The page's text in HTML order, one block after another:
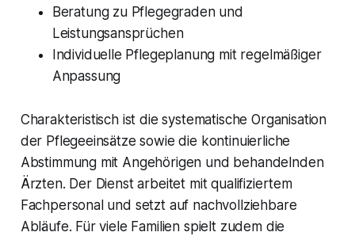
Beratung zu Pflegegraden und
Leistungsansprüchen
Individuelle Pflegeplanung mit regelmäßiger
Anpassung
Charakteristisch ist die systematische Organisation
der Pflegeeinsätze sowie die kontinuierliche
Abstimmung mit Angehörigen und behandelnden
Ärzten. Der Dienst arbeitet mit qualifiziertem
Fachpersonal und setzt auf nachvollziehbare
Abläufe. Für viele Familien spielt zudem die